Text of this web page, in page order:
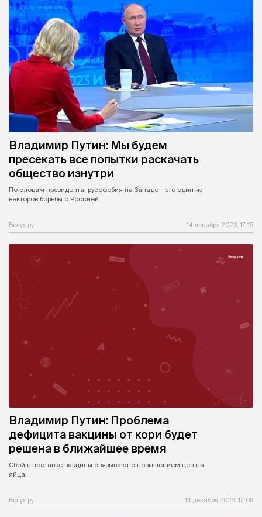
Владимир Путин: Мы будем
пресекать все попытки раскачать
общество изнутри
По словам президента, русофобия на Западе - это один из
векторов борьбы с Россией.
Вслух.ру 14 декабря 2023, 17:15
Владимир Путин: Проблема
дефицита вакцины от кори будет
решена в ближайшее время
Сбой в поставке вакцины связывают с повышением цен на
яйца.
Вслух.ру 14 декабря 2023, 17:09